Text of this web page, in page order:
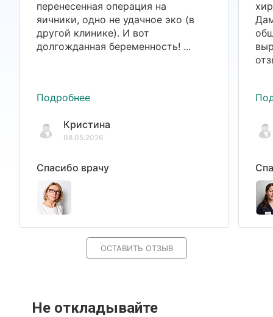
перенесенная операция на
яичники, одно не удачное эко (в
другой клинике). И вот
долгожданная беременность! ...
Подробнее
Кристина
08.05.2026
Спасибо врачу
ОСТАВИТЬ ОТЗЫВ
Не откладывайте